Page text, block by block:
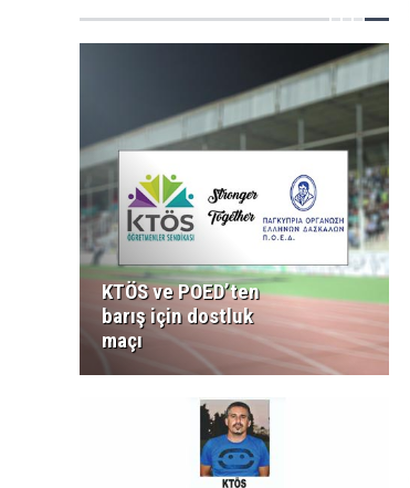
KTÖS ve POED’ten
barış için dostluk
maçı